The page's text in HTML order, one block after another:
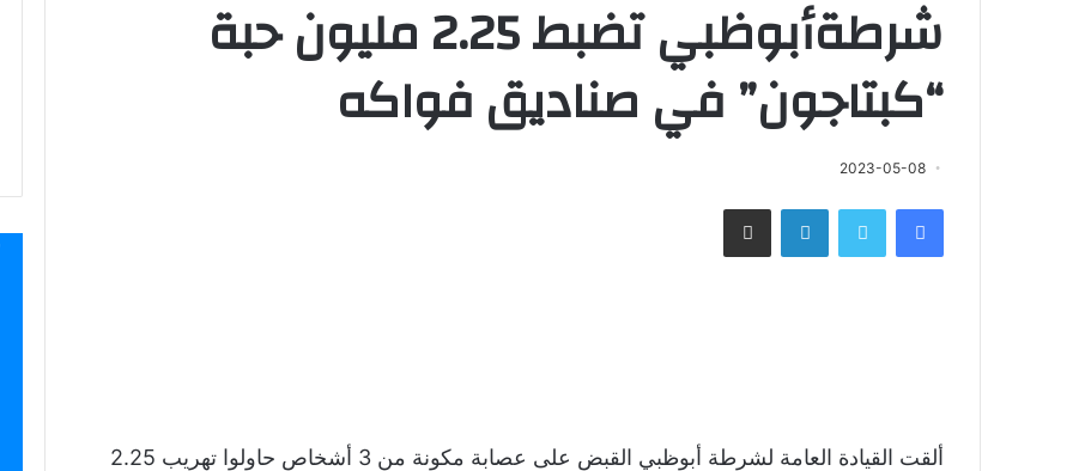
شرطةأبوظبي تضبط 2.25 مليون حبة
“كبتاجون” في صناديق فواكه
2023-05-08
فيسبوك تويتر لينكدإن مشاركة عبر البريد
ألقت القيادة العامة لشرطة أبوظبي القبض على عصابة مكونة من 3 أشخاص حاولوا تهريب 2.25